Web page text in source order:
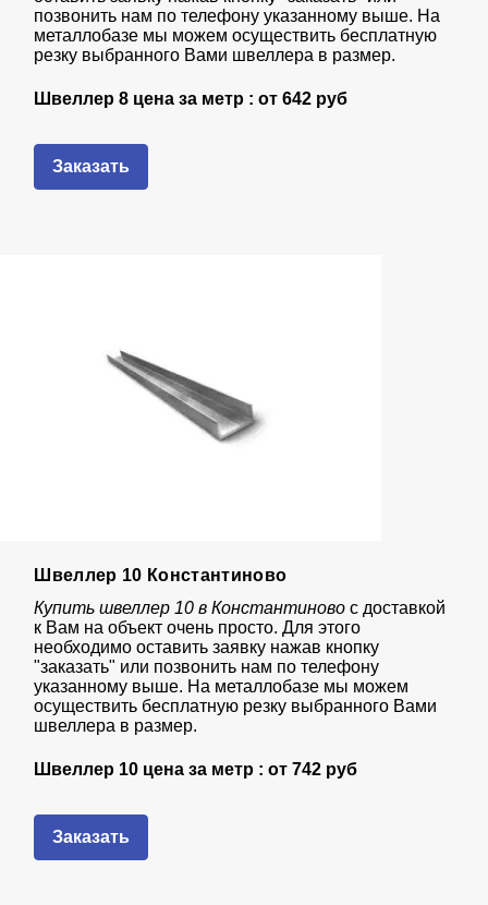
позвонить нам по телефону указанному выше. На
металлобазе мы можем осуществить бесплатную
резку выбранного Вами швеллера в размер.
Швеллер 8 цена за метр : от 642 руб
Заказать
Швеллер 10 Константиново
Купить швеллер 10 в Константиновос доставкой
к Вам на объект очень просто. Для этого
необходимо оставить заявку нажав кнопку
"заказать" или позвонить нам по телефону
указанному выше. На металлобазе мы можем
осуществить бесплатную резку выбранного Вами
швеллера в размер.
Швеллер 10 цена за метр : от742 руб
Заказать